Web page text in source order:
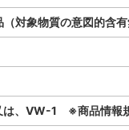
対象物質の意図的含
、VW-1 ※商品情報